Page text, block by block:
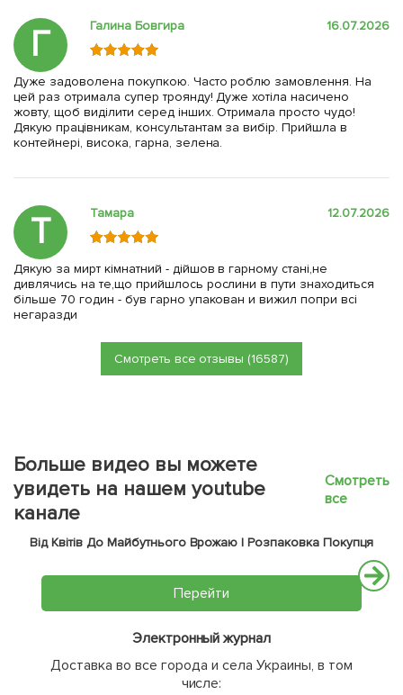
Г Галина Бовгира 16.07.2026
Дуже задоволена покупкою. Часто роблю замовлення. На
цей раз отримала супер троянду! Дуже хотіла насичено
жовту, щоб виділити серед інших. Отримала просто чудо!
Дякую працівникам, консультантам за вибір. Прийшла в
контейнері, висока, гарна, зелена.
Т Тамара 12.07.2026
Дякую за мирт кімнатний - дійшов в гарному стані,не
дивлячись на те,що прийшлось рослини в пути знаходиться
більше 70 годин - був гарно упакован и вижил попри всі
негаразди
Смотреть все отзывы (16587)
Больше видео вы можете
увидеть на нашем youtube
канале
Смотреть
все
Від Квітів До Майбутнього Врожаю | Розпаковка Покупця
Перейти
Электронный журнал
Доставка во все города и села Украины, в том
числе: